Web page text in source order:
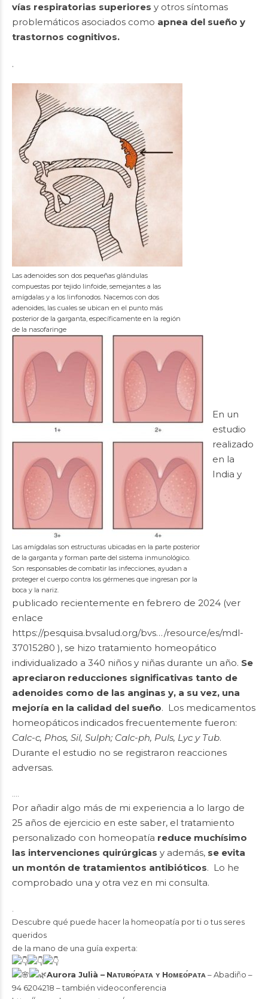
vías respiratorias superiores y otros síntomas
problemáticos asociados como apnea del sueño y
trastornos cognitivos.
.
Las adenoides son dos pequeñas glándulas
compuestas por tejido linfoide, semejantes a las
amígdalas y a los linfonodos. Nacemos con dos
adenoides, las cuales se ubican en el punto más
posterior de la garganta, específicamente en la región
de la nasofaringe
Las amígdalas son estructuras ubicadas en la parte posterior
de la garganta y forman parte del sistema inmunológico.
Son responsables de combatir las infecciones, ayudan a
proteger el cuerpo contra los gérmenes que ingresan por la
boca y la nariz.
En un
estudio
realizado
en la
India y
publicado recientemente en febrero de 2024 (ver
enlace
https://pesquisa.bvsalud.org/bvs…/resource/es/mdl-
37015280 ), se hizo tratamiento homeopático
individualizado a 340 niños y niñas durante un año. Se
apreciaron reducciones significativas tanto de
adenoides como de las anginas y, a su vez, una
mejoría en la calidad del sueño. Los medicamentos
homeopáticos indicados frecuentemente fueron:
Calc-c, Phos, Sil, Sulph; Calc-ph, Puls, Lyc y Tub.
Durante el estudio no se registraron reacciones
adversas.
Por añadir algo más de mi experiencia a lo largo de
25 años de ejercicio en este saber, el tratamiento
personalizado con homeopatía reduce muchísimo
las intervenciones quirúrgicas y además, se evita
un montón de tratamientos antibióticos. Lo he
comprobado una y otra vez en mi consulta.
Descubre qué puede hacer la homeopatía por ti o tus seres
queridos
de la mano de una guía experta:
Aurora Julià – Nᴀᴛᴜʀᴏ́ᴘᴀᴛᴀ ʏ Hᴏᴍᴇᴏ́ᴘᴀᴛᴀ – Abadiño –
94 6204218 – también videoconferencia